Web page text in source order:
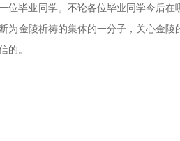
位毕业同学。不论各位毕业同学今后
为金陵祈祷的集体的一分子，关心金
的。